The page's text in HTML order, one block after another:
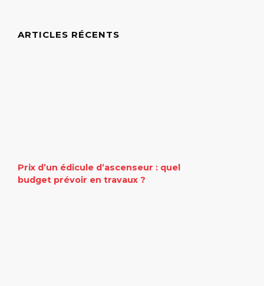
ARTICLES RÉCENTS
Prix d’un édicule d’ascenseur : quel
budget prévoir en travaux ?